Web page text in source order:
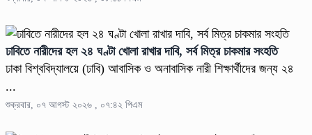
ঢাবিতে নারীদের হল ২৪ ঘণ্টা খোলা রাখার দাবি, সর্ব মিত্র চাকমার সংহতি
ঢাকা বিশ্ববিদ্যালয়ে (ঢাবি) আবাসিক ও অনাবাসিক নারী শিক্ষার্থীদের জন্য ২৪
...
শুক্রবার, ০৭ আগস্ট ২০২৬ , ০৭:৪২ পিএম